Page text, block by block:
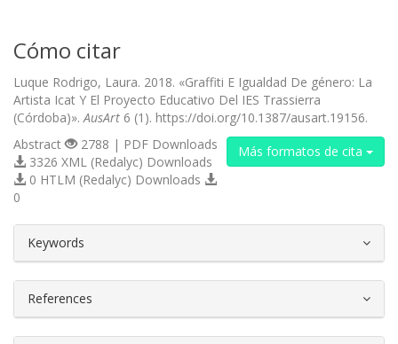
Cómo citar
Luque Rodrigo, Laura. 2018. «Graffiti E Igualdad De género: La
Artista Icat Y El Proyecto Educativo Del IES Trassierra
(Córdoba)». AusArt 6 (1). https://doi.org/10.1387/ausart.19156.
Más formatos de cita
Abstract
2788 | PDF Downloads
3326 XML (Redalyc) Downloads
0 HTLM (Redalyc) Downloads
0
Keywords
References